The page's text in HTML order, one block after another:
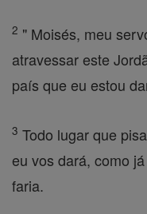
2 " Moisés, meu
atravessar este
país que eu estou
3 Todo lugar que
eu vos dará, como
faria.